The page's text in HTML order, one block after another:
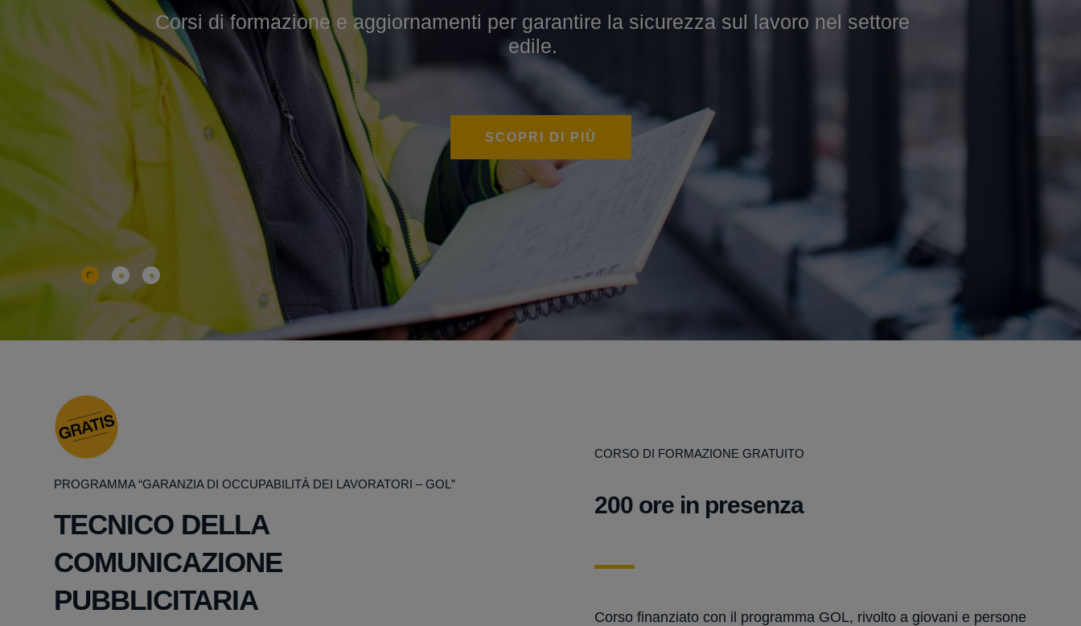
Corsi di formazione e aggiornamenti per garantire la sicurezza sul lavoro nel settore
edile.
SCOPRI DI PIÙ
Corsi professionali per sviluppare competenze specialistiche nel settore edile.
SCOPRI DI PIÙ
PROGRAMMA “GARANZIA DI OCCUPABILITÀ DEI LAVORATORI – GOL”
TECNICO DELLA
COMUNICAZIONE
PUBBLICITARIA
CORSO DI FORMAZIONE GRATUITO
200 ore in presenza
Corso finanziato con il programma GOL, rivolto a giovani e persone